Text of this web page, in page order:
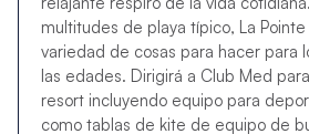
multitudes de playa típico, La
variedad de cosas para hacer para
las edades. Dirigirá a Club Med
resort incluyendo equipo para
como tablas de kite de equipo de